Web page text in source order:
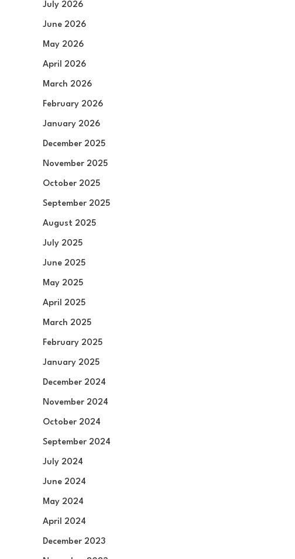
July 2026
June 2026
May 2026
April 2026
March 2026
February 2026
January 2026
December 2025
November 2025
October 2025
September 2025
August 2025
July 2025
June 2025
May 2025
April 2025
March 2025
February 2025
January 2025
December 2024
November 2024
October 2024
September 2024
July 2024
June 2024
May 2024
April 2024
December 2023